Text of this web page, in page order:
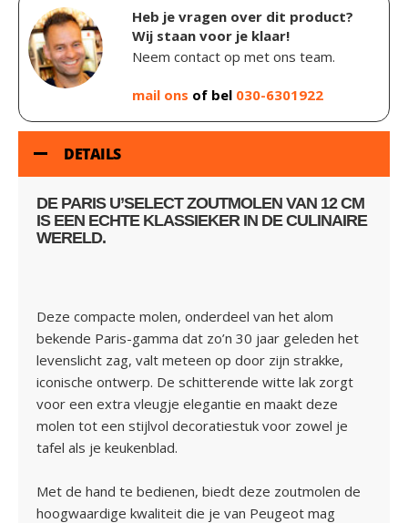
Heb je vragen over dit product?
Wij staan voor je klaar!
Neem contact op met ons team.
mail ons of bel 030-6301922
DETAILS
DE PARIS U’SELECT ZOUTMOLEN VAN 12 CM
IS EEN ECHTE KLASSIEKER IN DE CULINAIRE
WERELD.
Deze compacte molen, onderdeel van het alom
bekende Paris-gamma dat zo’n 30 jaar geleden het
levenslicht zag, valt meteen op door zijn strakke,
iconische ontwerp. De schitterende witte lak zorgt
voor een extra vleugje elegantie en maakt deze
molen tot een stijlvol decoratiestuk voor zowel je
tafel als je keukenblad.
Met de hand te bedienen, biedt deze zoutmolen de
hoogwaardige kwaliteit die je van Peugeot mag